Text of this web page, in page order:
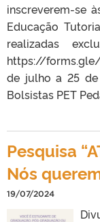
inscreverem-se
Educação
realizadas
https://forms.gle/
de julho a 25
Bolsistas PET
Pesquisa
Nós
19/07/2024